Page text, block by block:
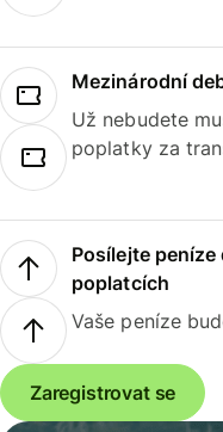
Mezinárodní
Už nebudete
poplatky za
Posílejte
poplatcích
Vaše peníze
Zaregistrovat se